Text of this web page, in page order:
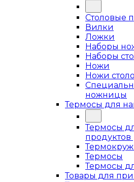
Столовые
Вилки
Ложки
Наборы
Наборы
Ножи
Ножи
ножницы
Термосы для
Термосы
продуктов
Термосы
Термосы
Товары для